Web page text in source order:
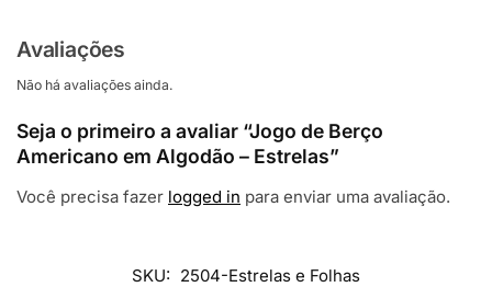
Avaliações
Não há avaliações ainda.
Seja o primeiro a avaliar “Jogo de Berço
Americano em Algodão – Estrelas”
Você precisa fazer logged in para enviar uma avaliação.
SKU: 2504-Estrelas e Folhas